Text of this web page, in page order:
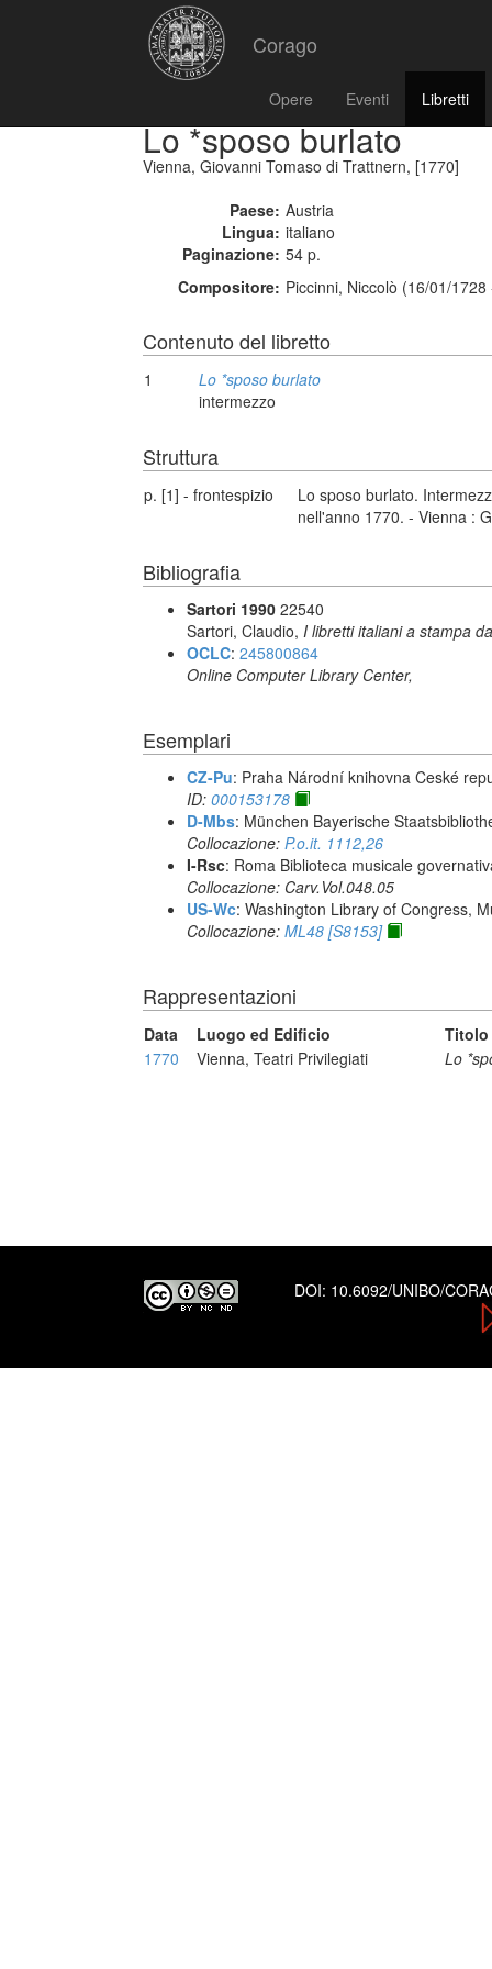
Corago
Opere Eventi Libretti
Lo *sposo burlato
Vienna, Giovanni Tomaso di Trattnern, [1770]
Paese: Austria
Lingua: italiano
Paginazione: 54 p.
Compositore: Piccinni, Niccolò (16/01/
Contenuto del libretto
1
Lo *sposo burlato
intermezzo
Struttura
p. [1] - frontespizio
Lo sposo burlato.
nell'anno 1770. - Vienna :
Bibliografia
Sartori 1990 22540
Sartori, Claudio, I libretti italiani a stampa
OCLC: 245800864
Online Computer Library Center,
Esemplari
CZ-Pu: Praha Národní knihovna Ceské
ID: 000153178
D-Mbs: München Bayerische
Collocazione: P.o.it. 1112,26
I-Rsc: Roma Biblioteca musicale
Collocazione: Carv.Vol.048.05
US-Wc: Washington Library of Congress,
Collocazione: ML48 [S8153]
Rappresentazioni
Data Luogo ed Edificio
Titolo
1770
Vienna, Teatri Privilegiati Lo
DOI: 10.6092/UNIBO/